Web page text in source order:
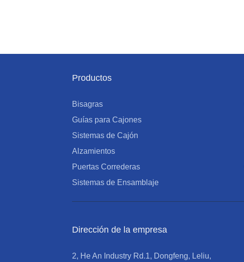
Productos
Bisagras
Guías para Cajones
Sistemas de Cajón
Alzamientos
Puertas Correderas
Sistemas de Ensamblaje
Dirección de la empresa
2, He An Industry Rd.1, Dongfeng, Leliu,